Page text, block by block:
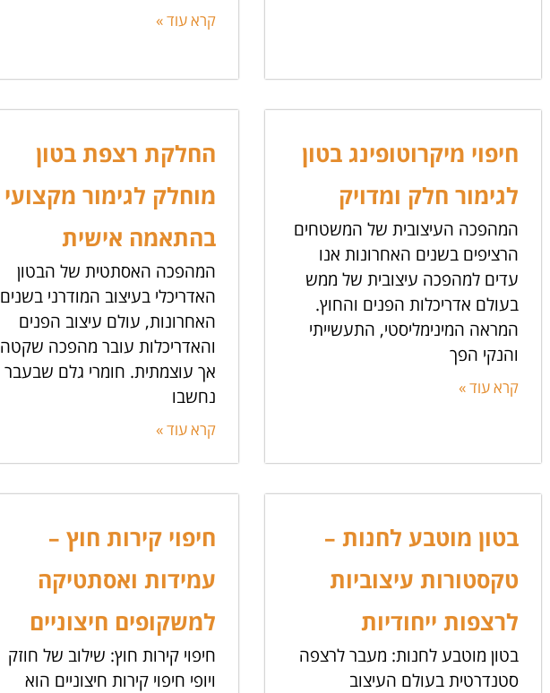
קרא עוד »
חיפוי מיקרוטופינג בטון
לגימור חלק ומדויק
המהפכה העיצובית של המשטחים
הרציפים בשנים האחרונות אנו
עדים למהפכה עיצובית של ממש
בעולם אדריכלות הפנים והחוץ.
המראה המינימליסטי, התעשייתי
והנקי הפך
קרא עוד »
החלקת רצפת בטון
מוחלק לגימור מקצועי
בהתאמה אישית
המהפכה האסתטית של הבטון
האדריכלי בעיצוב המודרני בשנים
האחרונות, עולם עיצוב הפנים
והאדריכלות עובר מהפכה שקטה
אך עוצמתית. חומרי גלם שבעבר
נחשבו
קרא עוד »
בטון מוטבע לחנות –
טקסטורות עיצוביות
לרצפות ייחודיות
בטון מוטבע לחנות: מעבר לרצפה
סטנדרטית בעולם העיצוב
חיפוי קירות חוץ –
עמידות ואסתטיקה
למשקופים חיצוניים
חיפוי קירות חוץ: שילוב של חוזק
ויופי חיפוי קירות חיצוניים הוא